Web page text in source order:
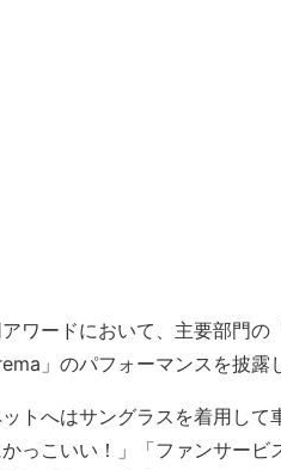
ワードにおいて、主要部門の
」のパフォーマンスを披露
トへはサングラスを着用して
っこいい！」「ファンサービ